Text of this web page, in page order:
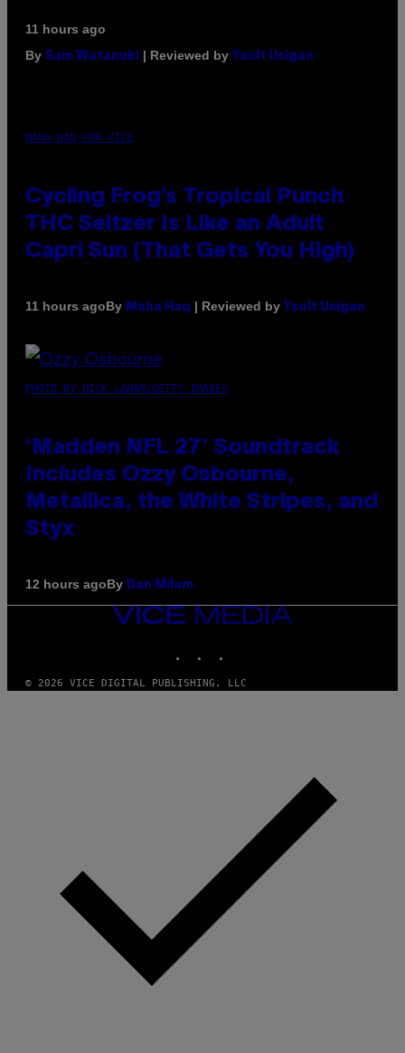
11 hours ago
By Sam Watanuki | Reviewed by Ysolt Usigan
MAHA HAQ FOR VICE
Cycling Frog’s Tropical Punch
THC Seltzer Is Like an Adult
Capri Sun (That Gets You High)
11 hours agoBy Maha Haq | Reviewed by Ysolt Usigan
PHOTO BY NICK LAHAM/GETTY IMAGES
‘Madden NFL 27’ Soundtrack
Includes Ozzy Osbourne,
Metallica, the White Stripes, and
Styx
12 hours agoBy Dan Milam
VICE
MEDIA
© 2026 VICE DIGITAL PUBLISHING, LLC